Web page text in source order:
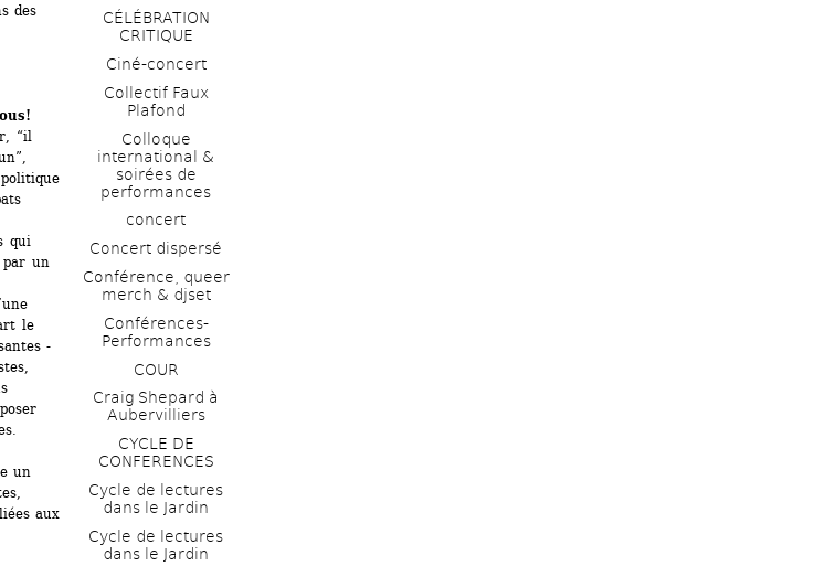
des
“il
qui
par un
le
-
un
aux
CÉLÉBRATION
CRITIQUE
Ciné-concert
Collectif Faux
Plafond
Colloque
international &
soirées de
performances
concert
Concert dispersé
Conférence, queer
merch & djset
Conférences-
Performances
COUR
Craig Shepard à
Aubervilliers
CYCLE DE
CONFERENCES
Cycle de lectures
dans le Jardin
Cycle de lectures
dans le Jardin